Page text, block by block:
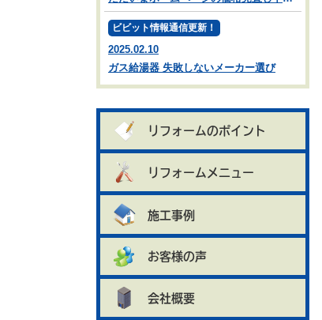
ビビット情報通信更新！
2025.02.10
ガス給湯器 失敗しないメーカー選び
リフォームのポイント
リフォームメニュー
施工事例
お客様の声
会社概要